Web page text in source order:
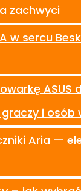
zachwyci
w sercu
ASUS
i osób
Aria —